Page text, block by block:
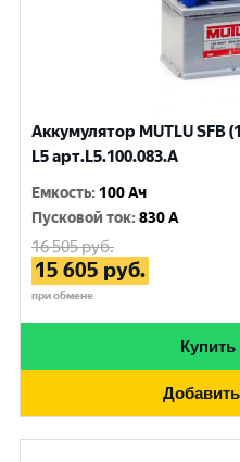
Аккумулятор MUTLU SFB
L5 арт.L5.100.083.A
Емкость: 100 Ач
Пусковой ток:830 A
16 505руб.
15 605 руб.
при обмене